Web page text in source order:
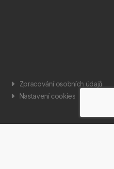
Zpracování osobních údajů
Nastavení cookies